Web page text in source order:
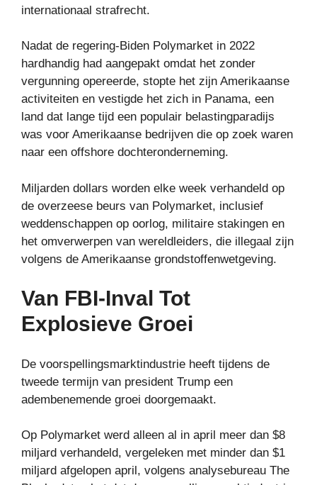
internationaal strafrecht.
Nadat de regering-Biden Polymarket in 2022
hardhandig had aangepakt omdat het zonder
vergunning opereerde, stopte het zijn Amerikaanse
activiteiten en vestigde het zich in Panama, een
land dat lange tijd een populair belastingparadijs
was voor Amerikaanse bedrijven die op zoek waren
naar een offshore dochteronderneming.
Miljarden dollars worden elke week verhandeld op
de overzeese beurs van Polymarket, inclusief
weddenschappen op oorlog, militaire stakingen en
het omverwerpen van wereldleiders, die illegaal zijn
volgens de Amerikaanse grondstoffenwetgeving.
Van FBI-Inval Tot
Explosieve Groei
De voorspellingsmarktindustrie heeft tijdens de
tweede termijn van president Trump een
adembenemende groei doorgemaakt.
Op Polymarket werd alleen al in april meer dan $8
miljard verhandeld, vergeleken met minder dan $1
miljard afgelopen april, volgens analysebureau The